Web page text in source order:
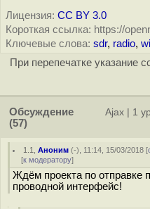
Лицензия: CC BY 3.0
Короткая ссылка: https://
Ключевые слова: sdr, radio,
При перепечатке указание
Обсуждение
(57)
Ajax 1
1.1 ,Аноним (-), 11:14, 15/03/2018 [
[к модератору]
Ждём проекта по отправке
проводной интерфейс!